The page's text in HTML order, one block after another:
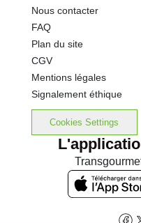
Nous contacter
FAQ
Plan du site
CGV
Mentions légales
Signalement éthique
Cookies Settings